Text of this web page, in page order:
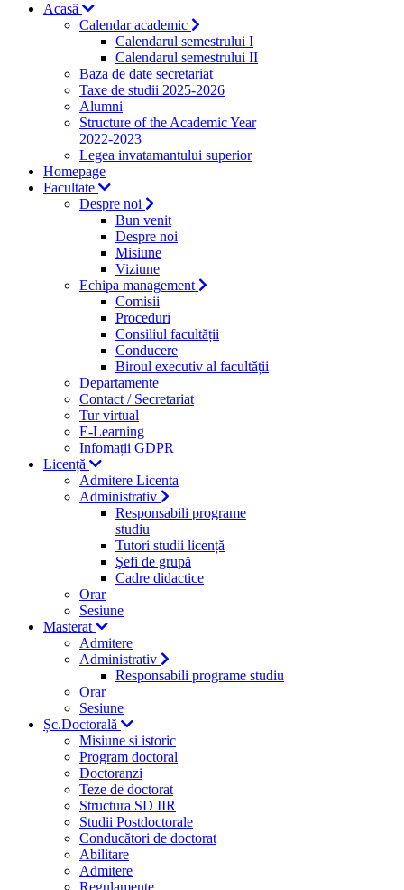
Acasă
Calendar academic
Calendarul semestrului I
Calendarul semestrului II
Baza de date secretariat
Taxe de studii 2025-2026
Alumni
Structure of the Academic Year
2022-2023
Legea invatamantului superior
Homepage
Facultate
Despre noi
Bun venit
Despre noi
Misiune
Viziune
Echipa management
Comisii
Proceduri
Consiliul facultății
Conducere
Biroul executiv al facultății
Departamente
Contact / Secretariat
Tur virtual
E-Learning
Infomații GDPR
Licență
Admitere Licenta
Administrativ
Responsabili programe
studiu
Tutori studii licență
Şefi de grupă
Cadre didactice
Orar
Sesiune
Masterat
Admitere
Administrativ
Responsabili programe studiu
Orar
Sesiune
Șc.Doctorală
Misiune si istoric
Program doctoral
Doctoranzi
Teze de doctorat
Structura SD IIR
Studii Postdoctorale
Conducători de doctorat
Abilitare
Admitere
Regulamente